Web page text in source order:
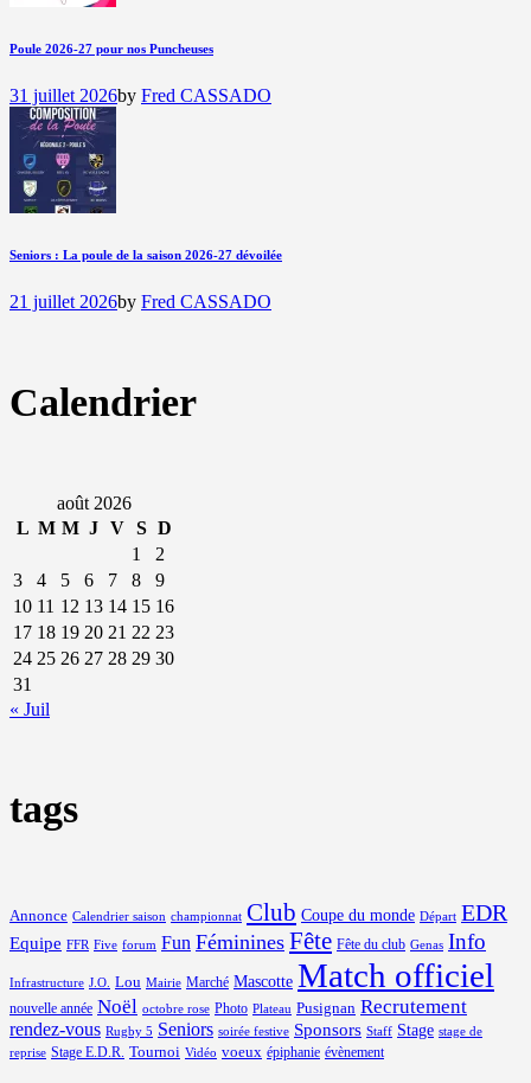
Poule 2026-27 pour nos Puncheuses
31 juillet 2026by Fred CASSADO
Seniors : La poule de la saison 2026-27 dévoilée
21 juillet 2026by Fred CASSADO
Calendrier
août 2026
L M M J V S D
1
2
3
4 5 6 7 8
9
10 11 12 13 14 15 16
17 18 19 20 21 22 23
24 25 26 27 28 29 30
31
« Juil
tags
Annonce Calendrier saison championnat Club Coupe du monde Départ EDR
Equipe FFR Five forum Fun Féminines Fête Fête du club Genas Info
Infrastructure J.O. Lou Mairie Marché Mascotte Match officiel
nouvelle année Noël octobre rose Photo Plateau Pusignan Recrutement
rendez-vous Rugby 5 Seniors soirée festive Sponsors Staff Stage stage de
reprise Stage E.D.R. Tournoi Vidéo voeux épiphanie évènement